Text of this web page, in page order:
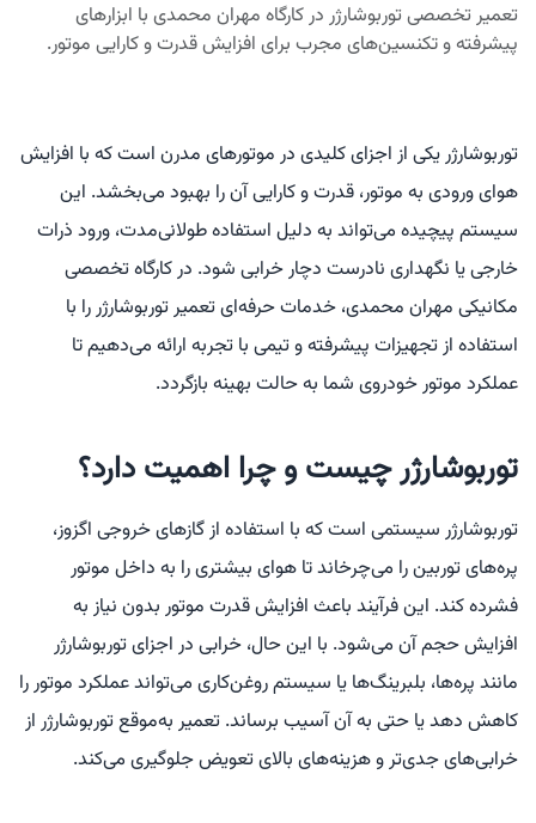
تعمیر تخصصی توربوشارژر در کارگاه مهران محمدی با ابزارهای
پیشرفته و تکنسین‌های مجرب برای افزایش قدرت و کارایی موتور.
توربوشارژر یکی از اجزای کلیدی در موتورهای مدرن است که با افزایش
هوای ورودی به موتور، قدرت و کارایی آن را بهبود می‌بخشد. این
سیستم پیچیده می‌تواند به دلیل استفاده طولانی‌مدت، ورود ذرات
خارجی یا نگهداری نادرست دچار خرابی شود. در کارگاه تخصصی
مکانیکی مهران محمدی، خدمات حرفه‌ای تعمیر توربوشارژر را با
استفاده از تجهیزات پیشرفته و تیمی با تجربه ارائه می‌دهیم تا
عملکرد موتور خودروی شما به حالت بهینه بازگردد.
توربوشارژر چیست و چرا اهمیت دارد؟
توربوشارژر سیستمی است که با استفاده از گازهای خروجی اگزوز،
پره‌های توربین را می‌چرخاند تا هوای بیشتری را به داخل موتور
فشرده کند. این فرآیند باعث افزایش قدرت موتور بدون نیاز به
افزایش حجم آن می‌شود. با این حال، خرابی در اجزای توربوشارژر
مانند پره‌ها، بلبرینگ‌ها یا سیستم روغن‌کاری می‌تواند عملکرد موتور را
کاهش دهد یا حتی به آن آسیب برساند. تعمیر به‌موقع توربوشارژر از
خرابی‌های جدی‌تر و هزینه‌های بالای تعویض جلوگیری می‌کند.